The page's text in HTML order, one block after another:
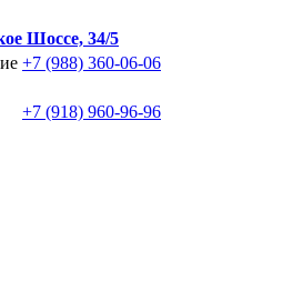
Шоссе, 34/5
+7 (988) 360-06-06
+7 (918) 960-96-96